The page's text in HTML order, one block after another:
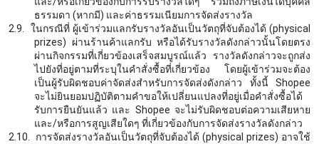
ธรรมดา (หากมี) และค่าธรรมเนียมการจัดส่งรางวัล
2.9.
ในกรณีที่ ผู้เข้าร่วมแลกรับรางวัลอันเป็นวัตถุที่จับต้องได้ (physical
prizes) ผ่านร้านค้าแลกรับ หรือได้รับรางวัลดังกล่าวนั้นโดยตรง
ผ่านกิจกรรมที่เกี่ยวข้องเสร็จสมบูรณ์แล้ว รางวัลดังกล่าวจะถูกส่ง
ไปยังที่อยู่ตามที่ระบุในคำสั่งซื้อที่เกี่ยวข้อง โดยผู้เข้าร่วมจะต้อง
เป็นผู้รับผิดชอบค่าจัดส่งสำหรับการจัดส่งดังกล่าว ทั้งนี้ Shopee
จะไม่ยินยอมปฏิบัติตามคำขอให้เปลี่ยนแปลงที่อยู่เมื่อคำสั่งซื้อได้
รับการยืนยันแล้ว และ Shopee จะไม่รับผิดชอบต่อความเสียหาย
และ/หรือการสูญเสียใดๆ ที่เกี่ยวข้องกับการจัดส่งรางวัลดังกล่าว
2.10.
การจัดส่งรางวัลอันเป็นวัตถุที่จับต้องได้ (physical prizes) อาจใช้